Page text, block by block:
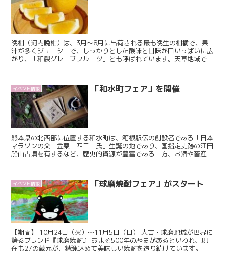
晩柑（河内晩柑）は、3月～8月に出荷される最も晩生の柑橘で、果
汁が多くジューシーで、しっかりとした酸味と甘味が口いっぱいに広
がり、「和製グレープフルーツ」とも呼ばれています。天草地域で生
イベント情報 「和水町フェア」を開催
熊本県の北西部に位置する和水町は、箱根駅伝の創設者である「日本
マラソンの父 金栗 四三 氏」生誕の地であり、国指定史跡の江田
船山古墳を有するなど、歴史的資源が豊富である一方、お酒や畜産、
イベント情報 「球磨焼酎フェア」がスタート
【期間】 10月24日（火）〜11月5日（日） 人吉・球磨地域が世界に
誇るブランド『球磨焼酎』 およそ500年の歴史があるといわれ、現
在も27の蔵元が、精魂込めて美味しい焼酎を造り続けています。 ひ